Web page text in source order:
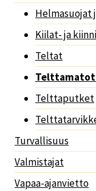
Helmasuojat
Kiilat- ja
Teltat
Telttaputket
Turvallisuus
Valmistajat
Vapaa-ajanvietto